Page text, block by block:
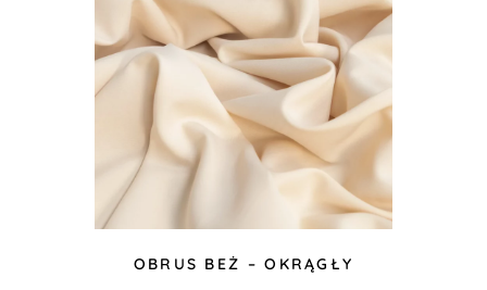
OBRUS BEŻ – OKRĄGŁY